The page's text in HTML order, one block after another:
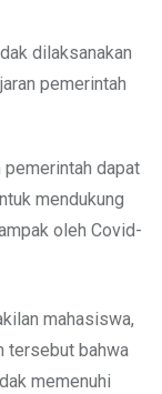
dilaksanakan
pemerintah
pemerintah dapat
mendukung
oleh Covid-
mahasiswa,
tersebut bahwa
memenuhi